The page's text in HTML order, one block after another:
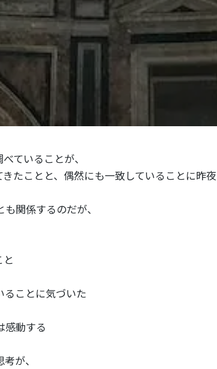
ていることが、
たことと、偶然にも一致していることに昨
関係するのだが、
ることに気づいた
感動する
が、